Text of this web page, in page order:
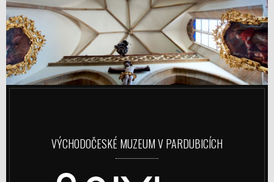
VÝCHODOČESKÉ MUZEUM V PARDUBICÍCH